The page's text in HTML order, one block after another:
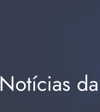
Notícias